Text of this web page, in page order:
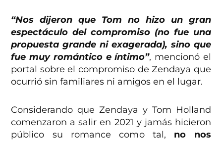
“Nos dijeron que Tom no hizo un gran
espectáculo del compromiso (no fue una
propuesta grande ni exagerada), sino que
fue muy romántico e íntimo”, mencionó el
portal sobre el compromiso de Zendaya que
ocurrió sin familiares ni amigos en el lugar.
Considerando que Zendaya y Tom Holland
comenzaron a salir en 2021 y jamás hicieron
público su romance como tal, no nos